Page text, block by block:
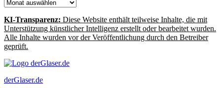
KI-Transparenz: Diese Website enthält teilweise Inhalte, die mit
Unterstützung künstlicher Intelligenz erstellt oder bearbeitet wurden.
Alle Inhalte wurden vor der Veröffentlichung durch den Betreiber
geprüft.
derGlaser.de